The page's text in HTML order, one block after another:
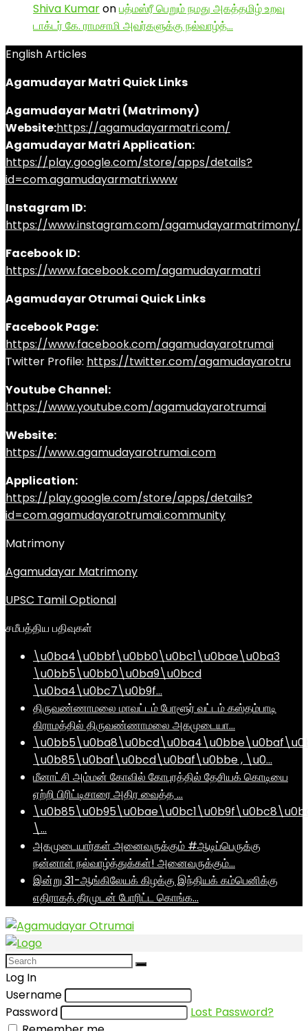
Shiva Kumaronபத்மஸ்ரீ பெறும் நமது அகத்தமிழ் உறவு
டாக்டர் கே. ராமசாமி அவர்களுக்கு நல்வாழ்த்…
English Articles
Agamudayar Matri Quick Links
Agamudayar Matri (Matrimony)
Website:https://agamudayarmatri.com/
Agamudayar Matri Application:
https://play.google.com/store/apps/details?
id=com.agamudayarmatri.www
Instagram ID:
https://www.instagram.com/agamudayarmatrimony/
Facebook ID:
https://www.facebook.com/agamudayarmatri
Agamudayar Otrumai Quick Links
Facebook Page:
https://www.facebook.com/agamudayarotrumai
Twitter Profile: https://twitter.com/agamudayarotru
Youtube Channel:
https://www.youtube.com/agamudayarotrumai
Website:
https://www.agamudayarotrumai.com
Application:
https://play.google.com/store/apps/details?
id=com.agamudayarotrumai.community
Matrimony
Agamudayar Matrimony
UPSC Tamil Optional
சமீபத்திய பதிவுகள்
\u0ba4\u0bbf\u0bb0\u0bc1\u0bae\u0ba3
\u0bb5\u0bb0\u0ba9\u0bcd
\u0ba4\u0bc7\u0b9f…
திருவண்ணாமலை மாவட்டம் போளூர் வட்டம் கஸ்தம்பாடி
கிராமத்தில் திருவண்ணாமலை அகமுடையா…
\u0b85\u0baf\u0bcd\u0baf\u0bbe , \u0…
மீனாட்சி அம்மன் கோவில் கோபுரத்தில் தேசியக் கொடியை
ஏற்றி பிரிட்டிசாரை அதிர வைத்த …
\…
அகமுடையார்கள் அனைவருக்கும் #ஆடிப்பெருக்கு
நன்னாள் நல்வாழ்த்துக்கள்! அனைவருக்கும்…
இன்று 31-ஆங்கிலேயக் கிழக்கு இந்தியக் கம்பெனிக்கு
எதிராகத் தீரமுடன் போரிட்ட கொங்க…
Log In
Username
Password
Lost Password?